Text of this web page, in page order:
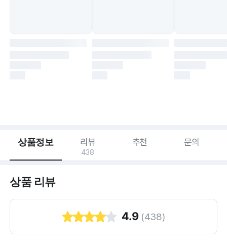
상품정보 리뷰
438
추천 문의
상품 리뷰
4.9 (438)